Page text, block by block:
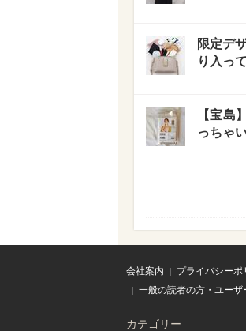
限定デ
り入っ
【宝島
っちゃ
会社案内 プライバシーポ
一般の読者の方・ユー
カテゴリー